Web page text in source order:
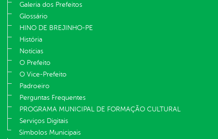
Galeria dos Prefeitos
Glossário
HINO DE BREJINHO-PE
História
Notícias
O Prefeito
O Vice-Prefeito
Padroeiro
Perguntas Frequentes
PROGRAMA MUNICIPAL DE FORMAÇÃO CULTURAL
Serviços Digitais
Símbolos Municipais